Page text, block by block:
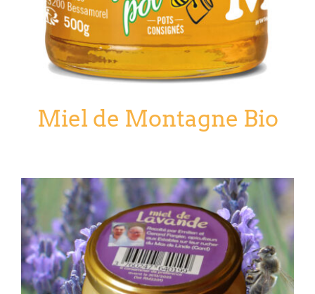
Miel de Montagne Bio